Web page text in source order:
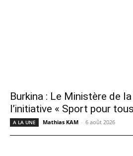
Burkina : Le Ministère de
l’initiative « Sport pour
A LA UNE Mathias KAM - 6 août 2026